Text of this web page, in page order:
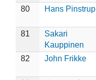
80 Hans Pinstrup
81
Sakari
Kauppinen
82 John Frikke